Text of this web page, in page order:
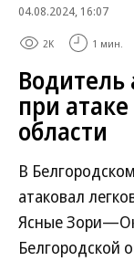
04.08.2024, 16:07
2K 1 мин.
Водитель
при
области
В
атаковал
Ясные
Белгородской